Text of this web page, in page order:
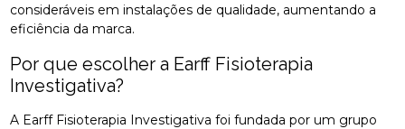
consideráveis em instalações de qualidade, aumentando a
eficiência da marca.
Por que escolher a Earff Fisioterapia
Investigativa?
A Earff Fisioterapia Investigativa foi fundada por um grupo